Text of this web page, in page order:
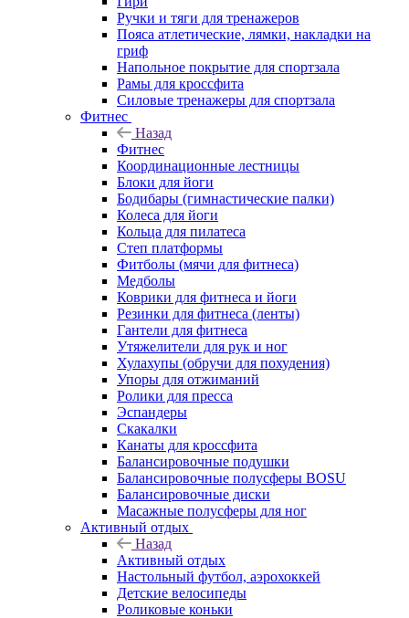
Ручки и тяги для тренажеров
Пояса атлетические, лямки, накладки на
гриф
Напольное покрытие для спортзала
Рамы для кроссфита
Силовые тренажеры для спортзала
Фитнес
Назад
Фитнес
Координационные лестницы
Блоки для йоги
Бодибары (гимнастические палки)
Колеса для йоги
Кольца для пилатеса
Степ платформы
Фитболы (мячи для фитнеса)
Медболы
Коврики для фитнеса и йоги
Резинки для фитнеса (ленты)
Гантели для фитнеса
Утяжелители для рук и ног
Хулахупы (обручи для похудения)
Упоры для отжиманий
Ролики для пресса
Эспандеры
Скакалки
Канаты для кроссфита
Балансировочные подушки
Балансировочные полусферы BOSU
Балансировочные диски
Масажные полусферы для ног
Активный отдых
Назад
Активный отдых
Настольный футбол, аэрохоккей
Детские велосипеды
Роликовые коньки